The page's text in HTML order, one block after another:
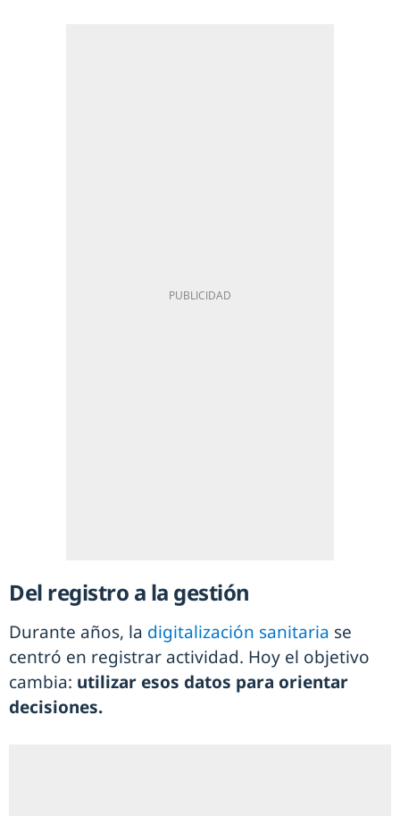
Del registro a la gestión
Durante años, la digitalización sanitaria se
centró en registrar actividad. Hoy el objetivo
cambia: utilizar esos datos para orientar
decisiones.